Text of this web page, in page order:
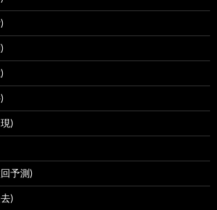
)
予測)
)